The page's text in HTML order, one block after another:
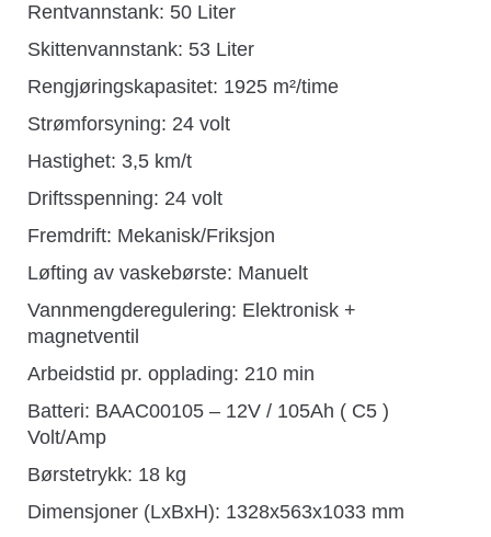
Rentvannstank: 50 Liter
Skittenvannstank: 53 Liter
Rengjøringskapasitet: 1925 m²/time
Strømforsyning: 24 volt
Hastighet: 3,5 km/t
Driftsspenning: 24 volt
Fremdrift: Mekanisk/Friksjon
Løfting av vaskebørste: Manuelt
Vannmengderegulering: Elektronisk +
magnetventil
Arbeidstid pr. opplading: 210 min
Batteri: BAAC00105 – 12V / 105Ah ( C5 )
Volt/Amp
Børstetrykk: 18 kg
Dimensjoner (LxBxH): 1328x563x1033 mm